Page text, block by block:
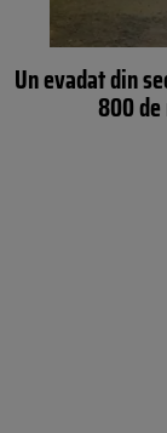
Un evadat din
800